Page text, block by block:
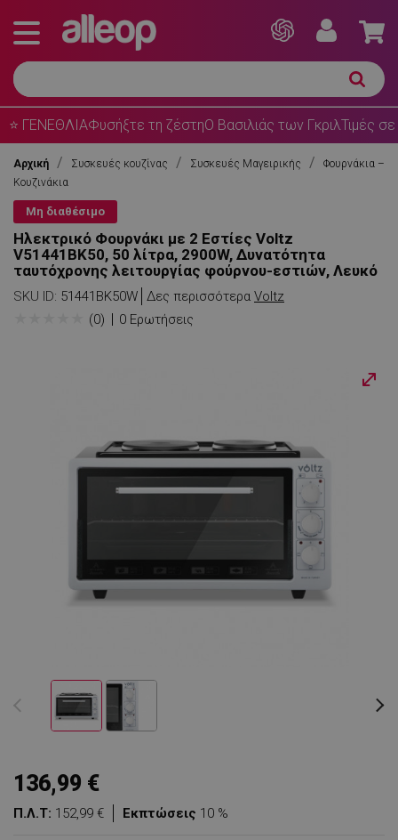
⭐ ΓΕΝΕΘΛΙΑΦυσήξτε τη ζέστηΟ Βασιλιάς των ΓκριλΤιμές σε
Αρχική Συσκευές κουζίνας Συσκευές Μαγειρικής
Φουρνάκια –
Κουζινάκια
Μη διαθέσιμο
Ηλεκτρικό Φουρνάκι με 2 Εστίες Voltz
V51441BK50, 50 λίτρα, 2900W, Δυνατότητα
ταυτόχρονης λειτουργίας φούρνου-εστιών, Λευκό
SKU ID: 51441BK50W Δες περισσότερα Voltz
(0) 0 Ερωτήσεις
Εκπτώσεις 10 %
Π.Λ.Τ: 152,99 €
136,99 €